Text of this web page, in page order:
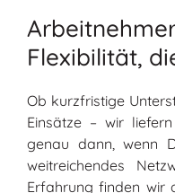
Flexibilität,
Ob kurzfristige
Einsätze – wir
genau dann, wenn
weitreichendes
Erfahrung finden wir